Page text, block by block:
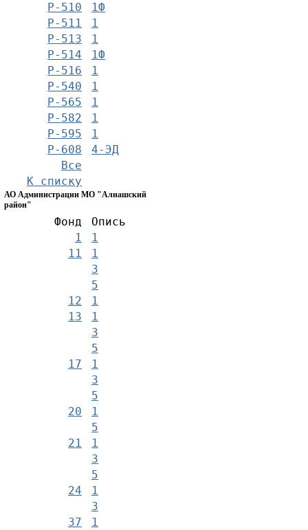
Р-510
1Ф
Р-511
1
Р-513
1
Р-514
1Ф
Р-516
1
Р-540
1
Р-565
1
Р-582
1
Р-595
1
Р-608
4-ЭД
Все
К списку
АО Администрации МО "Алнашский
район"
Фонд
Опись
1
1
11
1
3
5
12
1
13
1
3
5
17
1
3
5
20
1
5
21
1
3
5
24
1
3
37
1